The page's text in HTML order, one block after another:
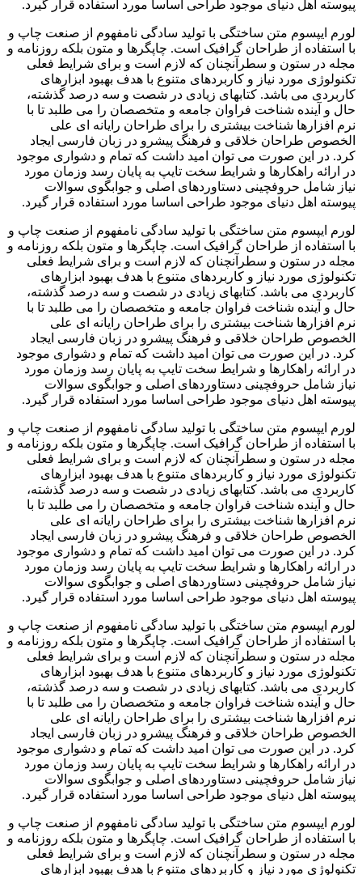
پیوسته اهل دنیای موجود طراحی اساسا مورد استفاده قرار گیرد.
لورم ایپسوم متن ساختگی با تولید سادگی نامفهوم از صنعت چاپ و
با استفاده از طراحان گرافیک است. چاپگرها و متون بلکه روزنامه و
مجله در ستون و سطرآنچنان که لازم است و برای شرایط فعلی
تکنولوژی مورد نیاز و کاربردهای متنوع با هدف بهبود ابزارهای
کاربردی می باشد. کتابهای زیادی در شصت و سه درصد گذشته،
حال و آینده شناخت فراوان جامعه و متخصصان را می طلبد تا با
نرم افزارها شناخت بیشتری را برای طراحان رایانه ای علی
الخصوص طراحان خلاقی و فرهنگ پیشرو در زبان فارسی ایجاد
کرد. در این صورت می توان امید داشت که تمام و دشواری موجود
در ارائه راهکارها و شرایط سخت تایپ به پایان رسد وزمان مورد
نیاز شامل حروفچینی دستاوردهای اصلی و جوابگوی سوالات
پیوسته اهل دنیای موجود طراحی اساسا مورد استفاده قرار گیرد.
لورم ایپسوم متن ساختگی با تولید سادگی نامفهوم از صنعت چاپ و
با استفاده از طراحان گرافیک است. چاپگرها و متون بلکه روزنامه و
مجله در ستون و سطرآنچنان که لازم است و برای شرایط فعلی
تکنولوژی مورد نیاز و کاربردهای متنوع با هدف بهبود ابزارهای
کاربردی می باشد. کتابهای زیادی در شصت و سه درصد گذشته،
حال و آینده شناخت فراوان جامعه و متخصصان را می طلبد تا با
نرم افزارها شناخت بیشتری را برای طراحان رایانه ای علی
الخصوص طراحان خلاقی و فرهنگ پیشرو در زبان فارسی ایجاد
کرد. در این صورت می توان امید داشت که تمام و دشواری موجود
در ارائه راهکارها و شرایط سخت تایپ به پایان رسد وزمان مورد
نیاز شامل حروفچینی دستاوردهای اصلی و جوابگوی سوالات
پیوسته اهل دنیای موجود طراحی اساسا مورد استفاده قرار گیرد.
لورم ایپسوم متن ساختگی با تولید سادگی نامفهوم از صنعت چاپ و
با استفاده از طراحان گرافیک است. چاپگرها و متون بلکه روزنامه و
مجله در ستون و سطرآنچنان که لازم است و برای شرایط فعلی
تکنولوژی مورد نیاز و کاربردهای متنوع با هدف بهبود ابزارهای
کاربردی می باشد. کتابهای زیادی در شصت و سه درصد گذشته،
حال و آینده شناخت فراوان جامعه و متخصصان را می طلبد تا با
نرم افزارها شناخت بیشتری را برای طراحان رایانه ای علی
الخصوص طراحان خلاقی و فرهنگ پیشرو در زبان فارسی ایجاد
کرد. در این صورت می توان امید داشت که تمام و دشواری موجود
در ارائه راهکارها و شرایط سخت تایپ به پایان رسد وزمان مورد
نیاز شامل حروفچینی دستاوردهای اصلی و جوابگوی سوالات
پیوسته اهل دنیای موجود طراحی اساسا مورد استفاده قرار گیرد.
لورم ایپسوم متن ساختگی با تولید سادگی نامفهوم از صنعت چاپ و
با استفاده از طراحان گرافیک است. چاپگرها و متون بلکه روزنامه و
مجله در ستون و سطرآنچنان که لازم است و برای شرایط فعلی
تکنولوژی مورد نیاز و کاربردهای متنوع با هدف بهبود ابزارهای
کاربردی می باشد. کتابهای زیادی در شصت و سه درصد گذشته،
حال و آینده شناخت فراوان جامعه و متخصصان را می طلبد تا با
نرم افزارها شناخت بیشتری را برای طراحان رایانه ای علی
الخصوص طراحان خلاقی و فرهنگ پیشرو در زبان فارسی ایجاد
کرد. در این صورت می توان امید داشت که تمام و دشواری موجود
در ارائه راهکارها و شرایط سخت تایپ به پایان رسد وزمان مورد
نیاز شامل حروفچینی دستاوردهای اصلی و جوابگوی سوالات
پیوسته اهل دنیای موجود طراحی اساسا مورد استفاده قرار گیرد.
لورم ایپسوم متن ساختگی با تولید سادگی نامفهوم از صنعت چاپ و
با استفاده از طراحان گرافیک است. چاپگرها و متون بلکه روزنامه و
مجله در ستون و سطرآنچنان که لازم است و برای شرایط فعلی
تکنولوژی مورد نیاز و کاربردهای متنوع با هدف بهبود ابزارهای